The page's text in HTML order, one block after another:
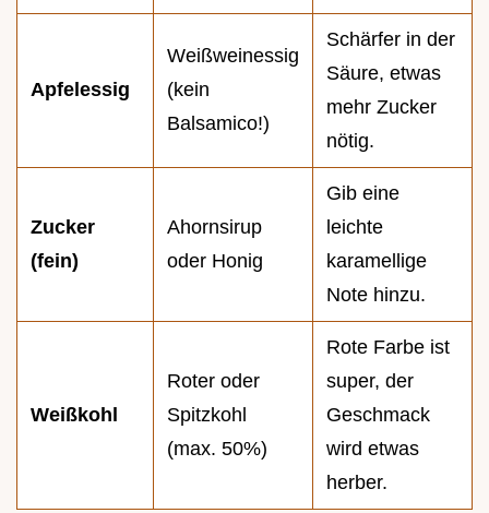
Apfelessig
Weißweinessig
(kein
Balsamico!)
Schärfer in der
Säure, etwas
mehr Zucker
nötig.
Zucker
(fein)
Ahornsirup
oder Honig
Gib eine
leichte
karamellige
Note hinzu.
Weißkohl
Roter oder
Spitzkohl
(max. 50%)
Rote Farbe ist
super, der
Geschmack
wird etwas
herber.